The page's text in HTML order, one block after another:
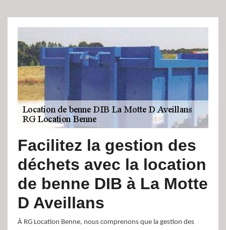
Facilitez la gestion des
déchets avec la location
de benne DIB à La Motte
D Aveillans
À RG Location Benne, nous comprenons que la gestion des